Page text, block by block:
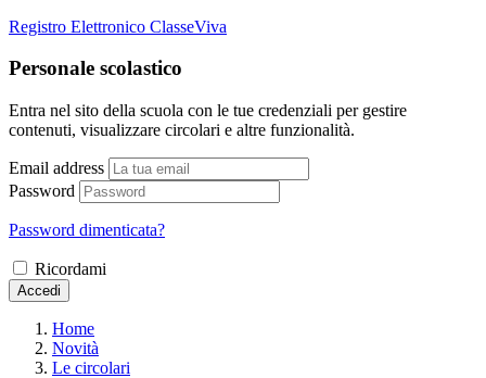
Registro Elettronico ClasseViva
Personale scolastico
Entra nel sito della scuola con le tue credenziali per gestire
contenuti, visualizzare circolari e altre funzionalità.
Email address
Password
Password dimenticata?
Ricordami
Accedi
Home
Novità
Le circolari